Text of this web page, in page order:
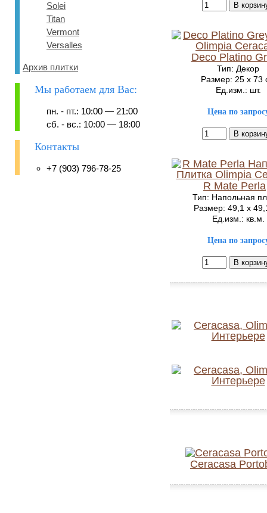
Solei
Titan
Vermont
Versalles
Архив плитки
Мы работаем для Вас:
пн. - пт.: 10:00 — 21:00
сб. - вс.: 10:00 — 18:00
Контакты
+7 (903) 796-78-25
Deco Platino
Тип: Декор
Размер: 25 x 73
Ед.изм.: шт.
Цена по
R Mate Perla
Тип: Напольная
Размер: 49,1 x
Ед.изм.: кв.м.
Цена по
Ceracasa